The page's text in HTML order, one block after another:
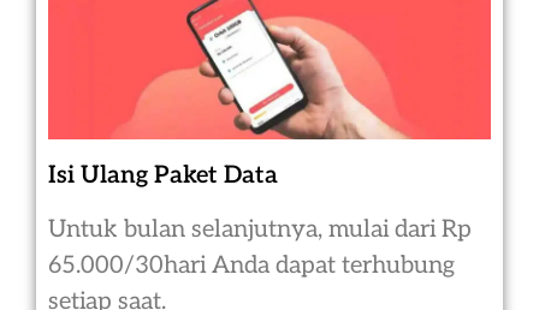
Isi Ulang Paket Data
Untuk bulan selanjutnya, mulai dari Rp
65.000/30hari Anda dapat terhubung
setiap saat.